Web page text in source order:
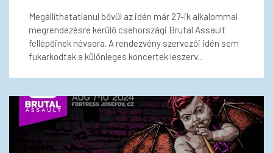
Megállíthatatlanul bővül az idén már 27-ik alkalommal
megrendezésre kerülő csehországi Brutal Assault
fellépőinek névsora. A rendezvény szervezői idén sem
fukarkodtak a különleges koncertek leszerv...